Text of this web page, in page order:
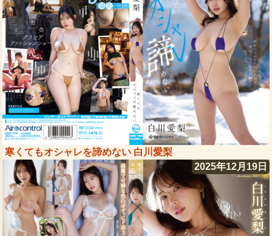
寒くてもオシャレを諦めない 白川愛梨
2025年12月19日